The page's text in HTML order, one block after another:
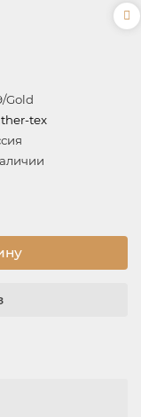
Gold
tex